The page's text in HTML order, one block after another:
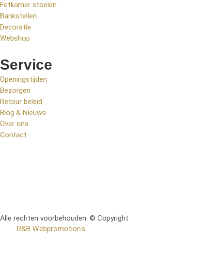
Eetkamer stoelen
Bankstellen
Decoratie
Webshop
Service
Openingstijden
Bezorgen
Retour beleid
Blog & Nieuws
Over ons
Contact
Alle rechten voorbehouden. © Copyright
R&B Webpromotions